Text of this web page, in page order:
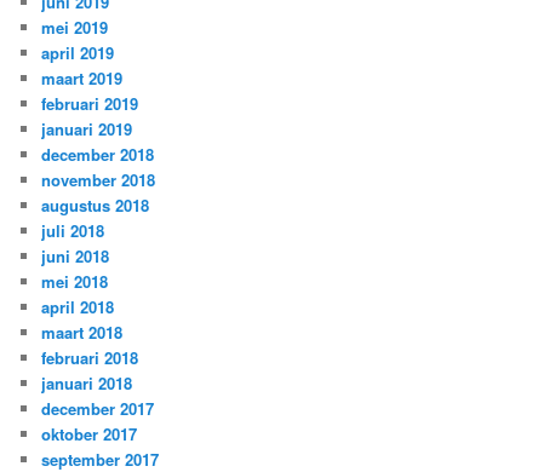
mei 2019
april 2019
maart 2019
februari 2019
januari 2019
december 2018
november 2018
augustus 2018
juli 2018
juni 2018
mei 2018
april 2018
maart 2018
februari 2018
januari 2018
december 2017
oktober 2017
september 2017